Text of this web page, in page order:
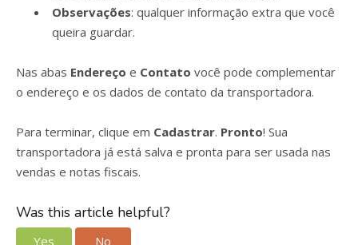
Observações: qualquer informação extra que você
queira guardar.
Nas abas Endereço e Contato você pode complementar
o endereço e os dados de contato da transportadora.
Para terminar, clique em Cadastrar. Pronto! Sua
transportadora já está salva e pronta para ser usada nas
vendas e notas fiscais.
Was this article helpful?
Yes No